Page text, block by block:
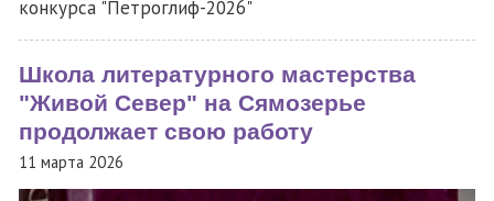
конкурса "Петроглиф-2026"
Школа литературного мастерства
"Живой Север" на Сямозерье
продолжает свою работу
11 марта 2026